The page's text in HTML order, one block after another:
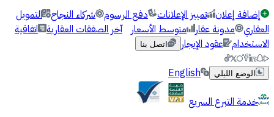
إضافة إعلان تمييز الإعلانات دفع الرسوم شركاء النجاح
التمويل
العقاري
مدونة عقار متوسط الأسعار آخر الصفقات العقارية
اتفاقية
الاستخدام عقود الإيجار اتصل بنا
الوضع الليلي
English
خدمة التبرع السريع